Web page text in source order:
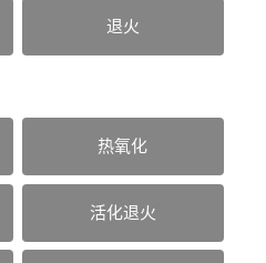
退火
热氧化
活化退火